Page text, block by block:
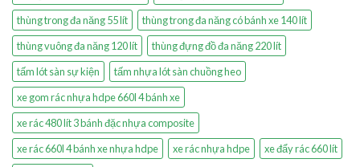
thùng trong đa năng 55 lít
thùng trong đa năng có bánh xe 140 lít
thùng vuông đa năng 120 lít
thùng đựng đồ đa năng 220 lít
tấm lót sàn sự kiện
tấm nhựa lót sàn chuồng heo
xe gom rác nhựa hdpe 660l 4 bánh xe
xe rác 480 lít 3 bánh đặc nhựa composite
xe rác 660l 4 bánh xe nhựa hdpe
xe rác nhựa hdpe
xe đẩy rác 660 lít